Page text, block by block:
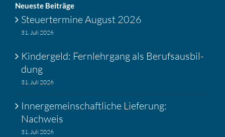
Neueste Beiträge
Steuer­ter­mine August 2026
31. Juli 2026
Kinder­geld: Fernlehr­gang als Berufs­aus­bil­
dung
31. Juli 2026
Inner­ge­mein­schaft­liche Liefe­rung:
Nachweis
31. Juli 2026